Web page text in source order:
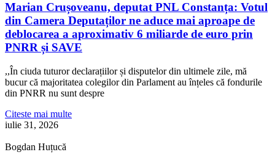
Marian Crușoveanu, deputat PNL Constanța: Votul
din Camera Deputaților ne aduce mai aproape de
deblocarea a aproximativ 6 miliarde de euro prin
PNRR și SAVE
,,În ciuda tuturor declarațiilor și disputelor din ultimele zile, mă
bucur că majoritatea colegilor din Parlament au înțeles că fondurile
din PNRR nu sunt despre
Citeste mai multe
iulie 31, 2026
Bogdan Huțucă